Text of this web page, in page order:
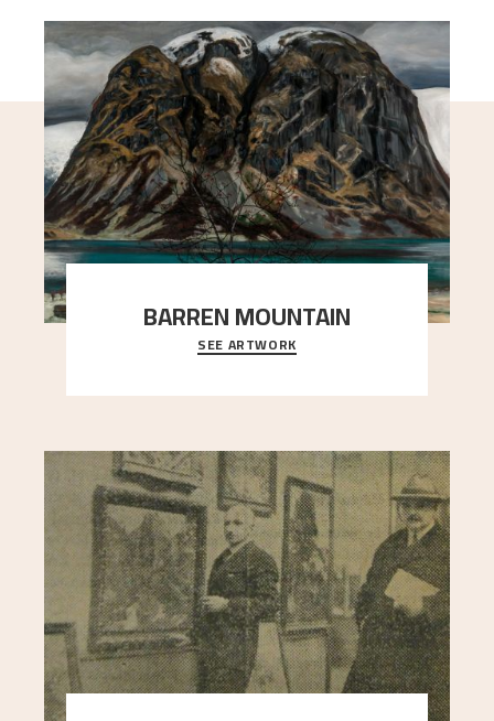
BARREN MOUNTAIN
A looming mountain dominates the picture plane
here, and stands in stark contrast to the slende
SEE ARTWORK